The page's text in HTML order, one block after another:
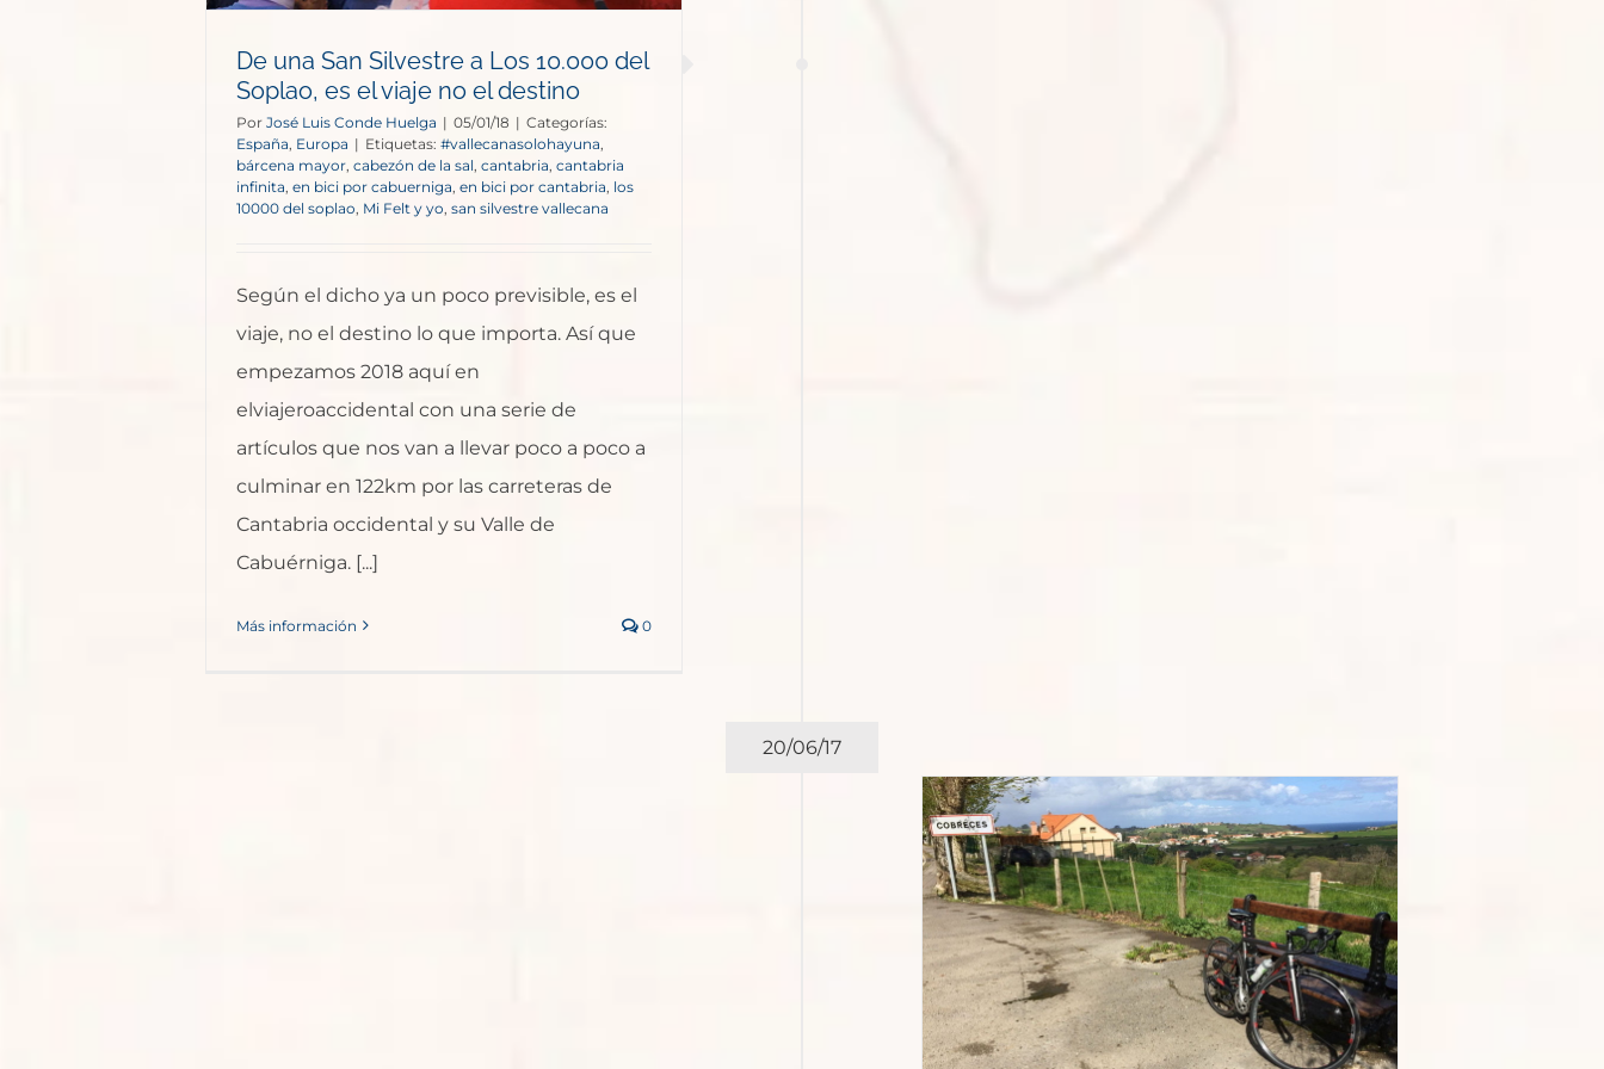
De una San Silvestre a Los 10.000 del
Soplao, es el viaje no el destino
Por José Luis Conde Huelga | 05/01/18 | Categorías:
España Europa | Etiquetas: #vallecanasolohayuna
bárcena mayor cabezón de la sal cantabria cantabria
infinita en bici por cabuerniga en bici por cantabria los
10000 del soplao Mi Felt y yo san silvestre vallecana
Según el dicho ya un poco previsible, es el
viaje, no el destino lo que importa. Así que
empezamos 2018 aquí en
elviajeroaccidental con una serie de
artículos que nos van a llevar poco a poco a
culminar en 122km por las carreteras de
Cantabria occidental y su Valle de
Cabuérniga. [...]
Más información 0
20/06/17